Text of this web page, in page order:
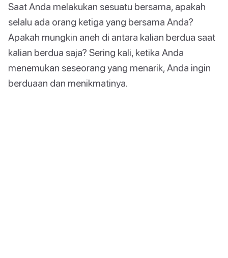
Saat Anda melakukan sesuatu bersama, apakah
selalu ada orang ketiga yang bersama Anda?
Apakah mungkin aneh di antara kalian berdua saat
kalian berdua saja? Sering kali, ketika Anda
menemukan seseorang yang menarik, Anda ingin
berduaan dan menikmatinya.